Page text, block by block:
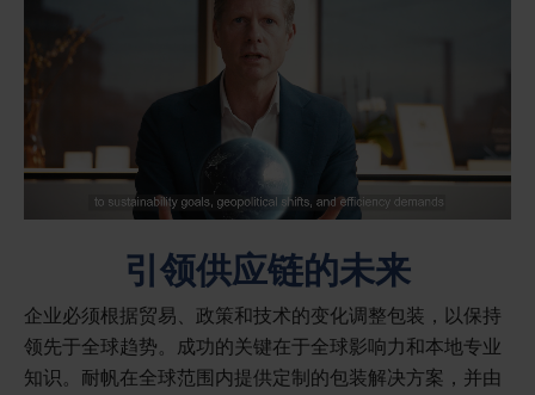
引领供应链的未来
企业必须根据贸易、政策和技术的变化调整包装，以保持
领先于全球趋势。成功的关键在于全球影响力和本地专业
知识。耐帆在全球范围内提供定制的包装解决方案，并由